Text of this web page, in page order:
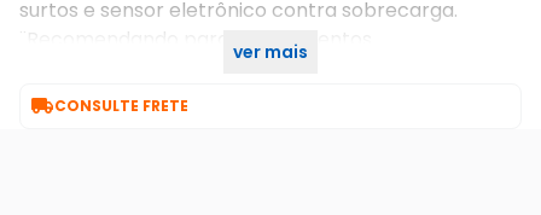
surtos e sensor eletrônico contra sobrecarga.
¨Recomendando para equipamentos
ver mais
CONSULTE FRETE